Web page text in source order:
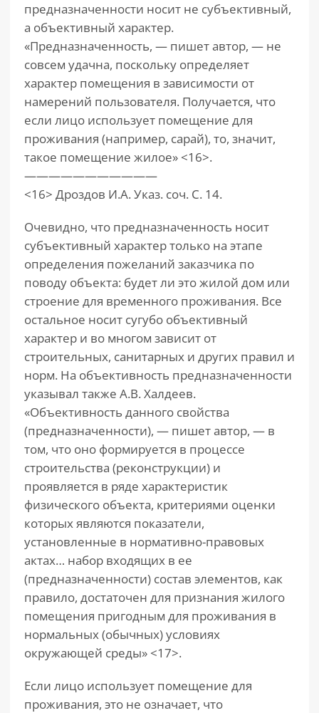
предназначенности носит не субъективный,
а объективный характер.
«Предназначенность, — пишет автор, — не
совсем удачна, поскольку определяет
характер помещения в зависимости от
намерений пользователя. Получается, что
если лицо использует помещение для
проживания (например, сарай), то, значит,
такое помещение жилое» <16>.
———————————
<16> Дроздов И.А. Указ. соч. С. 14.
Очевидно, что предназначенность носит
субъективный характер только на этапе
определения пожеланий заказчика по
поводу объекта: будет ли это жилой дом или
строение для временного проживания. Все
остальное носит сугубо объективный
характер и во многом зависит от
строительных, санитарных и других правил и
норм. На объективность предназначенности
указывал также А.В. Халдеев.
«Объективность данного свойства
(предназначенности), — пишет автор, — в
том, что оно формируется в процессе
строительства (реконструкции) и
проявляется в ряде характеристик
физического объекта, критериями оценки
которых являются показатели,
установленные в нормативно-правовых
актах… набор входящих в ее
(предназначенности) состав элементов, как
правило, достаточен для признания жилого
помещения пригодным для проживания в
нормальных (обычных) условиях
окружающей среды» <17>.
Если лицо использует помещение для
проживания, это не означает, что